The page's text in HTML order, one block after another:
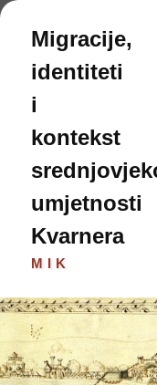
Skip
primary
content
Migracije,
identiteti
i
kontekst
umjetnosti
Kvarnera
MIK